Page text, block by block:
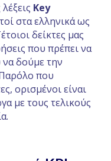
Key
στα ελληνικά ως
δείκτες μας
που πρέπει να
δούμε την
που
ορισμένοι είναι
με τους τελικούς